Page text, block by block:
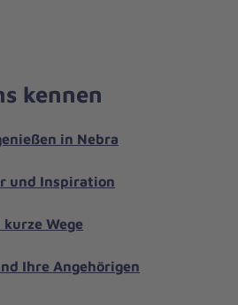
kennen
in Nebra
und Inspiration
kurze Wege
Ihre Angehörigen